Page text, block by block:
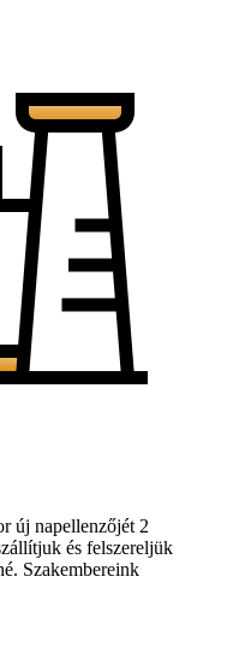
új napellenzőjét 2
és felszereljük
Szakembereink